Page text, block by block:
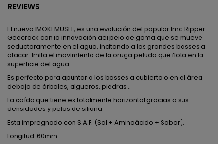
REVIEWS
El nuevo IMOKEMUSHI, es una evolución del popular Imo Ripper
Geecrack con la innovación del pelo de goma que se mueve
seductoramente en el agua, incitando a los grandes basses a
atacar. Imita el movimiento de la oruga peluda que flota en la
superficie del agua.
Es perfecto para apuntar a los basses a cubierto o en el área
debajo de árboles, algueros, piedras...
La caída que tiene es totalmente horizontal gracias a sus
densidades y pelos de siliona
Esta impregnado con S.A.F. (Sal + Aminoácido + Sabor).
Longitud: 60mm